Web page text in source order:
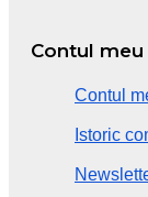
Contul meu
Contul
Istoric